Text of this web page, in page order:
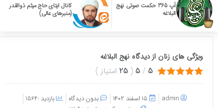
اَپ 365 حکمت صوتی نهج
البلاغه
کانال ایتای حاج میثم ذوالقدر
(منبرهای عالی)
ویژگی های زنان از دیدگاه نهج البلاغه
5
/
5
(
25 امتیاز)
admin ۱۵ اسفند ۱۴۰۲ بدون دیدگاه
بازدید :1564